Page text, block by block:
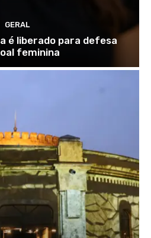
GERAL
é liberado para defesa
feminina